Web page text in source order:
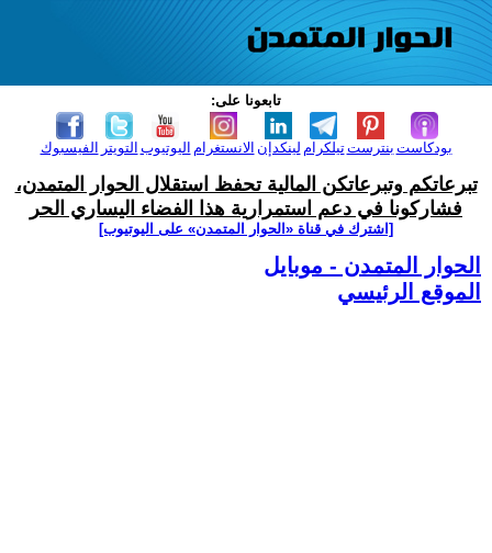
تابعونا على:
الفيسبوك التويتر اليوتيوب الانستغرام لينكدإن تيلكرامبنترست بودكاست
تبرعاتكم وتبرعاتكن المالية تحفظ استقلال الحوار المتمدن،
فشاركونا في دعم استمرارية هذا الفضاء اليساري الحر
[اشترك في قناة ‫«الحوار المتمدن» على اليوتيوب]
الحوار المتمدن - موبايل
الموقع الرئيسي